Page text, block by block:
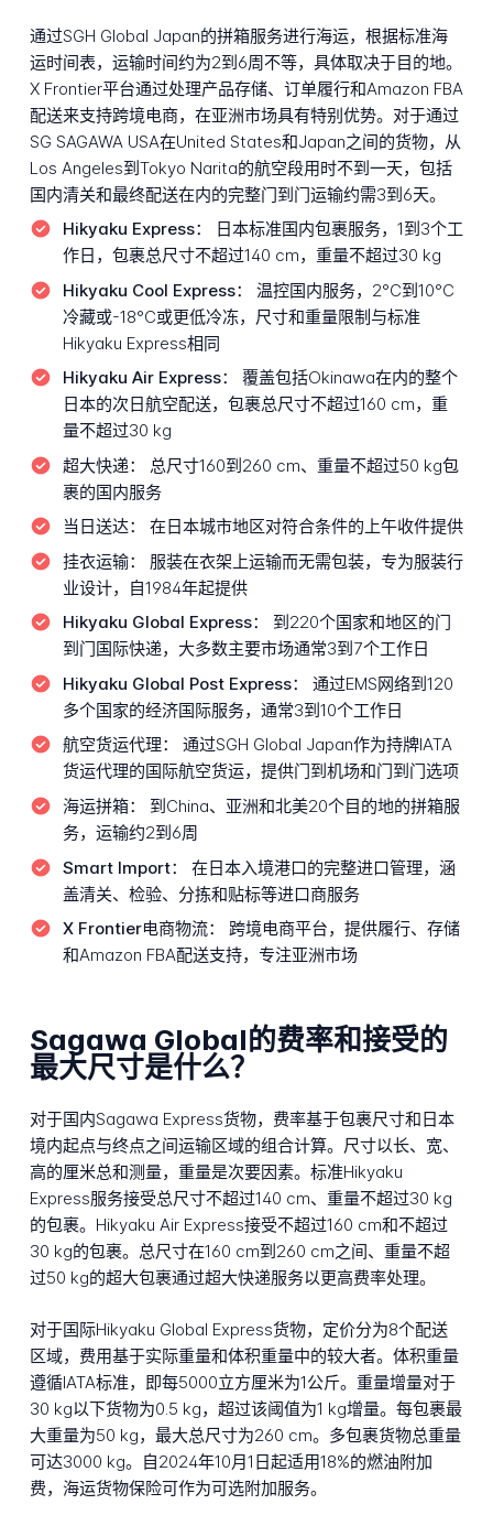
通过SGH Global Japan的拼箱服务进行海运，根据标准海
运时间表，运输时间约为2到6周不等，具体取决于目的地。
X Frontier平台通过处理产品存储、订单履行和Amazon FBA
配送来支持跨境电商，在亚洲市场具有特别优势。对于通过
SG SAGAWA USA在United States和Japan之间的货物，从
Los Angeles到Tokyo Narita的航空段用时不到一天，包括
国内清关和最终配送在内的完整门到门运输约需3到6天。
Hikyaku Express：
日本标准国内包裹服务，1到3个工
作日，包裹总尺寸不超过140 cm，重量不超过30 kg
Hikyaku Cool Express：
温控国内服务，2°C到10°C
冷藏或-18°C或更低冷冻，尺寸和重量限制与标准
Hikyaku Express相同
Hikyaku Air Express：
覆盖包括Okinawa在内的整个
日本的次日航空配送，包裹总尺寸不超过160 cm，重
量不超过30 kg
超大快递：
总尺寸160到260 cm、重量不超过50 kg包
裹的国内服务
当日送达：
在日本城市地区对符合条件的上午收件提供
挂衣运输：
服装在衣架上运输而无需包装，专为服装行
业设计，自1984年起提供
Hikyaku Global Express：
到220个国家和地区的门
到门国际快递，大多数主要市场通常3到7个工作日
Hikyaku Global Post Express：
通过EMS网络到120
多个国家的经济国际服务，通常3到10个工作日
航空货运代理：
通过SGH Global Japan作为持牌IATA
货运代理的国际航空货运，提供门到机场和门到门选项
海运拼箱：
到China、亚洲和北美20个目的地的拼箱服
务，运输约2到6周
Smart Import：
在日本入境港口的完整进口管理，涵
盖清关、检验、分拣和贴标等进口商服务
X Frontier电商物流：
跨境电商平台，提供履行、存储
和Amazon FBA配送支持，专注亚洲市场
Sagawa Global的费率和接受的
最大尺寸是什么？
对于国内Sagawa Express货物，费率基于包裹尺寸和日本
境内起点与终点之间运输区域的组合计算。尺寸以长、宽、
高的厘米总和测量，重量是次要因素。标准Hikyaku
Express服务接受总尺寸不超过140 cm、重量不超过30 kg
的包裹。Hikyaku Air Express接受不超过160 cm和不超过
30 kg的包裹。总尺寸在160 cm到260 cm之间、重量不超
过50 kg的超大包裹通过超大快递服务以更高费率处理。
对于国际Hikyaku Global Express货物，定价分为8个配送
区域，费用基于实际重量和体积重量中的较大者。体积重量
遵循IATA标准，即每5000立方厘米为1公斤。重量增量对于
30 kg以下货物为0.5 kg，超过该阈值为1 kg增量。每包裹最
大重量为50 kg，最大总尺寸为260 cm。多包裹货物总重量
可达3000 kg。自2024年10月1日起适用18%的燃油附加
费，海运货物保险可作为可选附加服务。